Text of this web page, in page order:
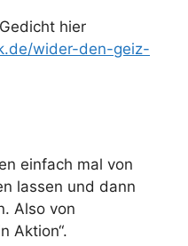
hier
wider-den-geiz-
einfach mal von
lassen und dann
Also von
Aktion“.